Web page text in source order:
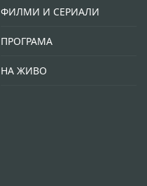
ФИЛМИ И СЕРИАЛИ
ПРОГРАМА
НА ЖИВО